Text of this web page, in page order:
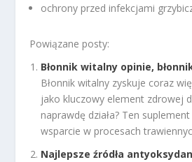
ochrony przed infekcjami
Powiązane posty:
Błonnik witalny opinie,
Błonnik witalny zyskuje coraz
jako kluczowy element zdrowej
naprawdę działa? Ten
wsparcie w procesach
Najlepsze źródła